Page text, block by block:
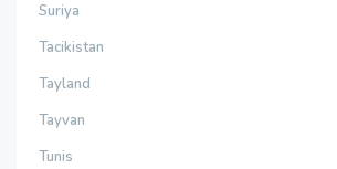
Suriya
Tacikistan
Tayland
Tayvan
Tunis